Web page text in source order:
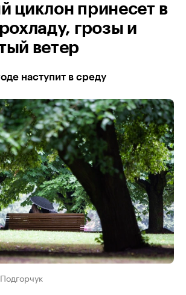
циклон принесет в
грозы и
ветер
наступит в среду